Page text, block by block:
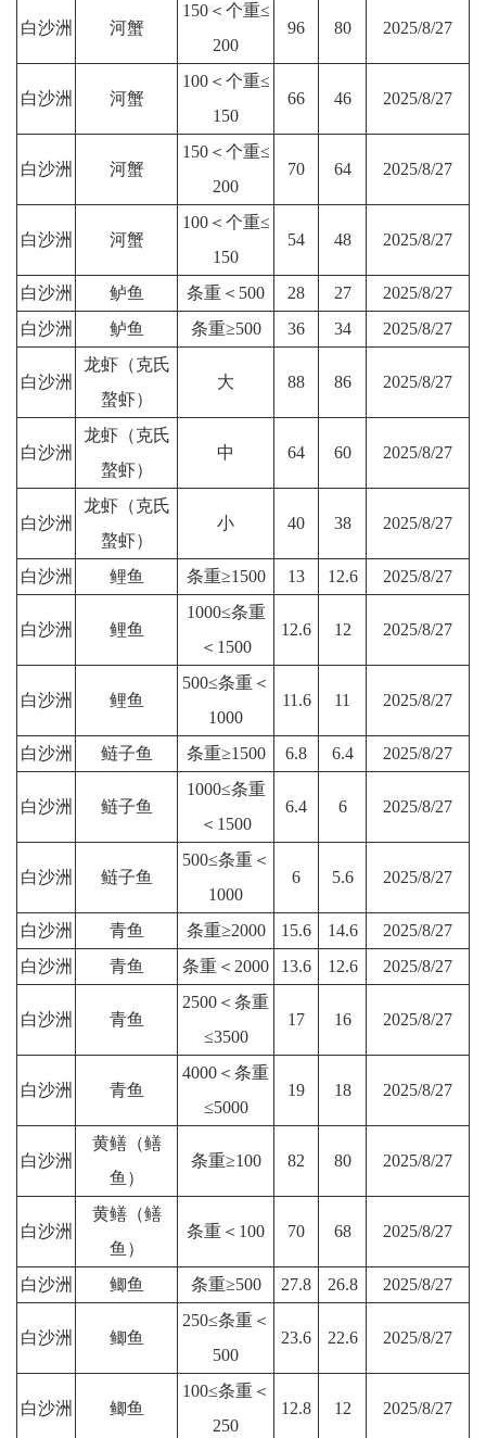
白沙洲 河蟹
150＜个重≤
200
96 80 2025/8/27
白沙洲 河蟹
100＜个重≤
150
66 46 2025/8/27
白沙洲 河蟹
150＜个重≤
200
70 64 2025/8/27
白沙洲 河蟹
100＜个重≤
150
54 48 2025/8/27
白沙洲 鲈鱼 条重＜500 28 27
2025/8/27
白沙洲
鲈鱼 条重≥500 36 34 2025/8/27
白沙洲
龙虾（克氏
螯虾）
大 88 86 2025/8/27
白沙洲
龙虾（克氏
螯虾）
中 64 60 2025/8/27
白沙洲
龙虾（克氏
螯虾）
小 40 38 2025/8/27
白沙洲 鲤鱼 条重≥1500 13 12.6 2025/8/27
白沙洲 鲤鱼
1000≤条重
＜1500
12.6 12 2025/8/27
白沙洲 鲤鱼
500≤条重＜
1000
11.6 11 2025/8/27
白沙洲 鲢子鱼 条重≥1500 6.8 6.4 2025/8/27
白沙洲 鲢子鱼
1000≤条重
＜1500
6.4 6 2025/8/27
白沙洲 鲢子鱼
500≤条重＜
1000
6 5.6 2025/8/27
白沙洲 青鱼 条重≥2000 15.6 14.6
2025/8/27
白沙洲
青鱼 条重＜2000 13.6 12.6 2025/8/27
白沙洲 青鱼
2500＜条重
≤3500
17 16 2025/8/27
白沙洲 青鱼
4000＜条重
≤5000
19 18 2025/8/27
白沙洲
黄鳝（鳝
鱼）
条重≥100 82 80 2025/8/27
白沙洲
黄鳝（鳝
鱼）
条重＜100 70 68 2025/8/27
白沙洲 鲫鱼 条重≥500 27.8 26.8 2025/8/27
白沙洲 鲫鱼
250≤条重＜
500
23.6 22.6 2025/8/27
白沙洲 鲫鱼
100≤条重＜
250
12.8 12 2025/8/27